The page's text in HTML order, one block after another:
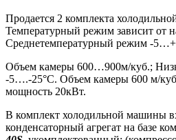
Продается 2 комплекта
Температурный режим зависит от
Среднетемпературный режим -
Объем камеры 600…900м/куб.;
-5….-25°С. Объем камеры 600 м/
мощность 20кВт.
В комплект холодильной машины
конденсаторный агрегат на базе